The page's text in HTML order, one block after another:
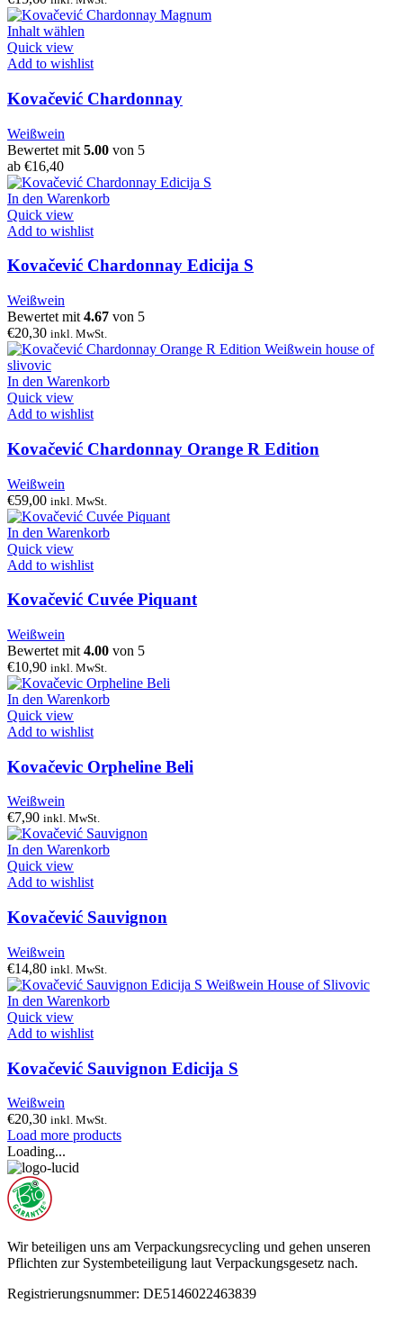
Inhalt wählen
Quick view
Add to wishlist
Kovačević Chardonnay
Weißwein
Bewertet mit 5.00 von 5
ab €16,40
In den Warenkorb
Quick view
Add to wishlist
Kovačević Chardonnay Edicija S
Weißwein
Bewertet mit 4.67 von 5
€20,30 inkl. MwSt.
In den Warenkorb
Quick view
Add to wishlist
Kovačević Chardonnay Orange R Edition
Weißwein
€59,00 inkl. MwSt.
In den Warenkorb
Quick view
Add to wishlist
Kovačević Cuvée Piquant
Weißwein
Bewertet mit 4.00 von 5
€10,90 inkl. MwSt.
In den Warenkorb
Quick view
Add to wishlist
Kovačevic Orpheline Beli
Weißwein
€7,90 inkl. MwSt.
In den Warenkorb
Quick view
Add to wishlist
Kovačević Sauvignon
Weißwein
€14,80 inkl. MwSt.
In den Warenkorb
Quick view
Add to wishlist
Kovačević Sauvignon Edicija S
Weißwein
€20,30 inkl. MwSt.
Load more products
Loading...
Wir beteiligen uns am Verpackungsrecycling und gehen unseren
Pflichten zur Systembeteiligung laut Verpackungsgesetz nach.
Registrierungsnummer: DE5146022463839